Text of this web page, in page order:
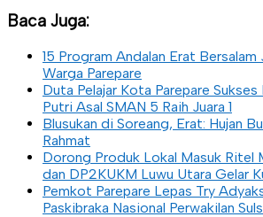
Baca Juga:
15 Program Andalan Erat Bersalam
Warga Parepare
Duta Pelajar Kota Parepare
Putri Asal SMAN 5 Raih Juara 1
Blusukan di Soreang, Erat: Hujan
Rahmat
Dorong Produk Lokal Masuk Ritel
dan DP2KUKM Luwu Utara Gelar
Pemkot Parepare Lepas Try
Paskibraka Nasional Perwakilan